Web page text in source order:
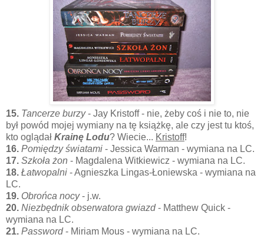
15. Tancerze burzy- Jay Kristoff - nie, żeby coś i nie to, nie
był powód mojej wymiany na tę książkę, ale czy jest tu ktoś,
kto oglądał Krainę Lodu? Wiecie... Kristoff!
16. Pomiędzy światami - Jessica Warman - wymiana na LC.
17. Szkoła żon - Magdalena Witkiewicz - wymiana na LC.
18. Łatwopalni - Agnieszka Lingas-Łoniewska - wymiana na
LC.
19. Obrońca nocy- j.w.
20. Niezbędnik obserwatora gwiazd- Matthew Quick -
wymiana na LC.
21. Password- Miriam Mous - wymiana na LC.